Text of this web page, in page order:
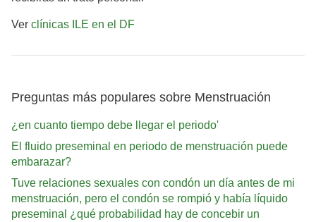
Ver clínicas ILE en el DF
Preguntas más populares sobre Menstruación
¿en cuanto tiempo debe llegar el periodo'
El fluido preseminal en periodo de menstruación puede
embarazar?
Tuve relaciones sexuales con condón un día antes de mi
menstruación, pero el condón se rompió y había líquido
preseminal ¿qué probabilidad hay de concebir un